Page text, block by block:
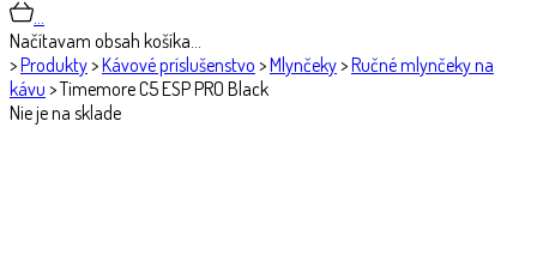
…
Načítavam obsah košíka…
>Produkty>Kávové príslušenstvo >Mlynčeky>Ručné mlynčeky na
kávu >Timemore C5 ESP PRO Black
Nie je na sklade